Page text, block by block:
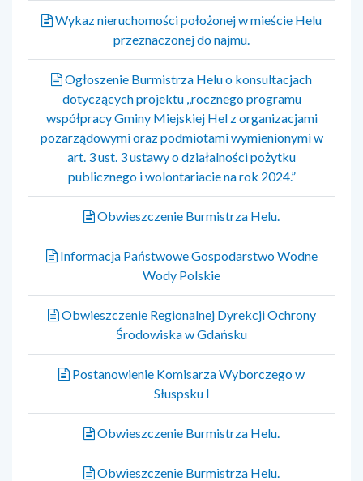
Wykaz nieruchomości położonej w mieście Helu
przeznaczonej do najmu.
Ogłoszenie Burmistrza Helu o konsultacjach
dotyczących projektu ,,rocznego programu
współpracy Gminy Miejskiej Hel z organizacjami
pozarządowymi oraz podmiotami wymienionymi w
art. 3 ust. 3 ustawy o działalności pożytku
publicznego i wolontariacie na rok 2024.”
Obwieszczenie Burmistrza Helu.
Informacja Państwowe Gospodarstwo Wodne
Wody Polskie
Obwieszczenie Regionalnej Dyrekcji Ochrony
Środowiska w Gdańsku
Postanowienie Komisarza Wyborczego w
Słuspsku I
Obwieszczenie Burmistrza Helu.
Obwieszczenie Burmistrza Helu.